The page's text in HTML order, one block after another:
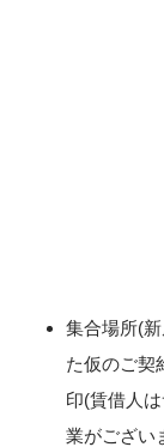
集合場所(
た仮のご契
印(賃借人
業がござい